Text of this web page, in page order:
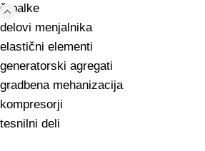
črpalke
delovi menjalnika
elastični elementi
generatorski agregati
gradbena mehanizacija
kompresorji
tesnilni deli